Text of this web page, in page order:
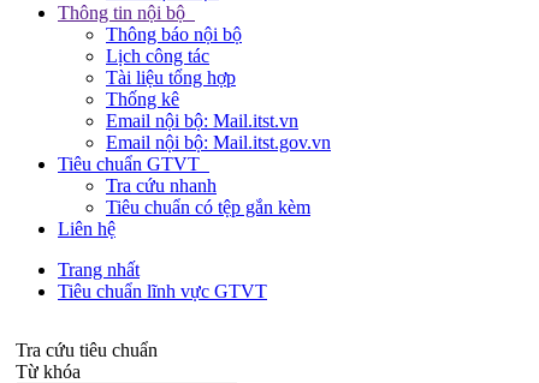
Thông tin nội bộ
Thông báo nội bộ
Lịch công tác
Tài liệu tổng hợp
Thống kê
Email nội bộ: Mail.itst.vn
Email nội bộ: Mail.itst.gov.vn
Tiêu chuẩn GTVT
Tra cứu nhanh
Tiêu chuẩn có tệp gắn kèm
Liên hệ
Trang nhất
Tiêu chuẩn lĩnh vực GTVT
Tra cứu tiêu chuẩn
Từ khóa